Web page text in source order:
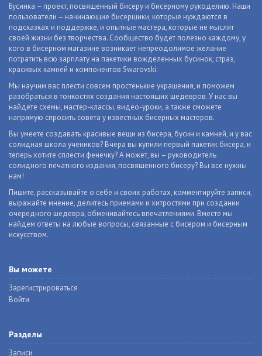
Бусинка – проект, посвященный бисеру и бисерному рукоделию. Наши
пользователи – начинающие бисерщики, которые нуждаются в
подсказках и поддержке, и опытные мастера, которые не мыслят
своей жизни без творчества. Сообщество будет полезно каждому, у
кого в бисерном магазине возникает непреодолимое желание
потратить всю зарплату на пакетики вожделенных бусинок, страз,
красивых камней и компонентов Swarovski.
Мы научим вас плести совсем простенькие украшения, и поможем
разобраться в тонкостях создания настоящих шедевров. У нас вы
найдете схемы, мастер-классы, видео-уроки, а также сможете
напрямую спросить совета у известных бисерных мастеров.
Вы умеете создавать красивые вещи из бисера, бусин и камней, и у вас
солидная школа учеников? Вчера вы купили первый пакетик бисера, и
теперь хотите сплести фенечку? А может, вы – руководитель
солидного печатного издания, посвященного бисеру? Вы все нужны
нам!
Пишите, рассказывайте о себе и своих работах, комментируйте записи,
выражайте мнение, делитесь приемами и хитростями при создании
очередного шедевра, обменивайтесь впечатлениями. Вместе мы
найдем ответы на любые вопросы, связанные с бисером и бисерным
искусством.
Вы можете
Зарегистрироваться
Войти
Разделы
Записи